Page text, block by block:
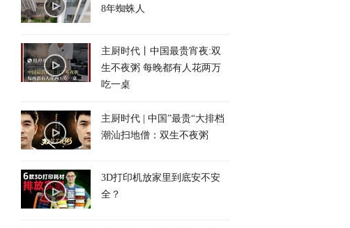
8年蜘蛛人
主厨时代丨中国最贵宵夜:双
生不夜粥 每晚都有人花两万
吃一桌
主厨时代 | 中国”最贵“大排档
潮汕扫地僧：双生不夜粥
3D打印机放家里到底安不安
全？